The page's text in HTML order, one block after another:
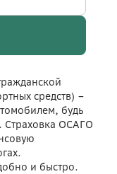
средств) –
будь
Страховка ОСАГО
и быстро.